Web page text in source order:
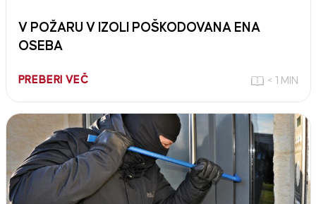
V POŽARU V IZOLI POŠKODOVANA ENA
OSEBA
PREBERI VEČ < 1 MIN